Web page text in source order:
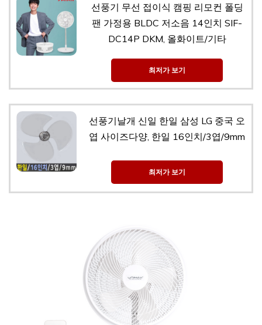
선풍기 무선 접이식 캠핑 리모컨 폴딩
팬 가정용 BLDC 저소음 14인치 SIF-
DC14P DKM, 올화이트/기타
최저가 보기
선풍기날개 신일 한일 삼성 LG 중국 오
엽 사이즈다양, 한일 16인치/3엽/9mm
최저가 보기